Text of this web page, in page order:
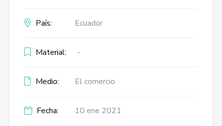
País: Ecuador
Material: -
Medio: El comercio
Fecha: 10 ene 2021